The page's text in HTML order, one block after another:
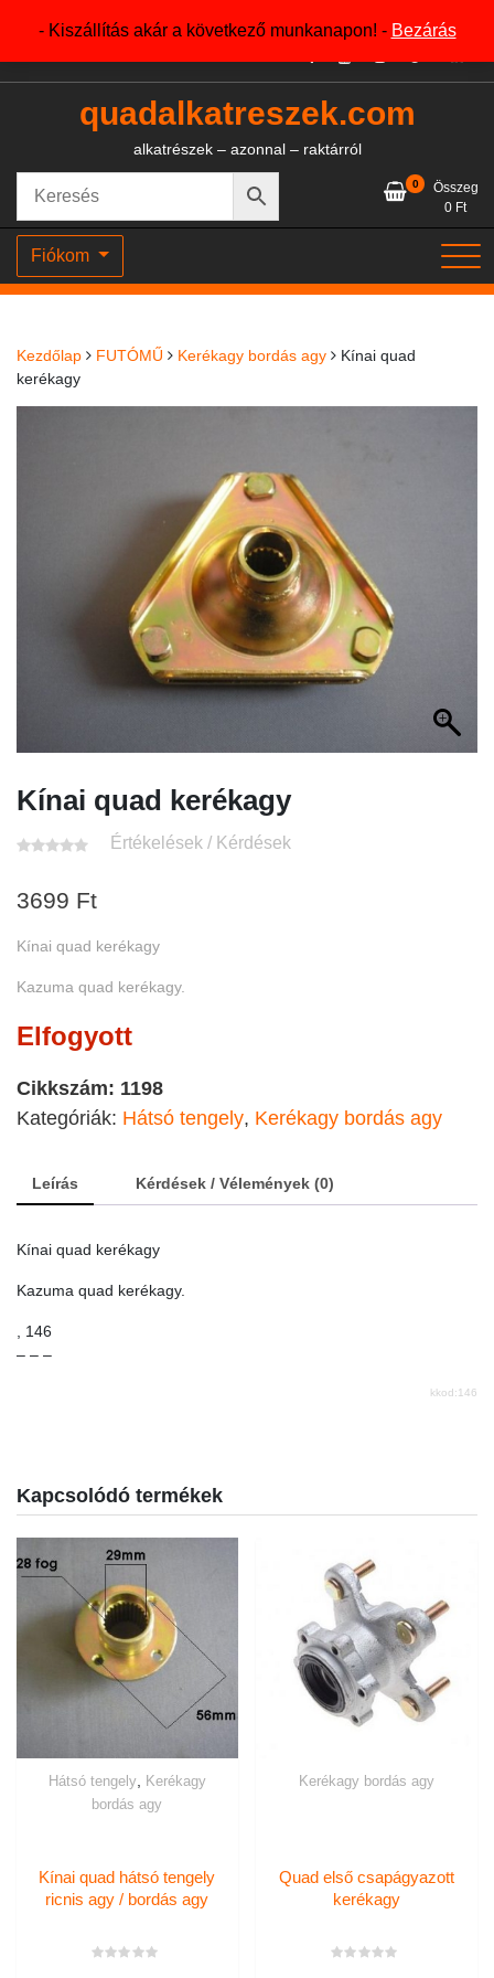
- Kiszállítás akár a következő munkanapon! - Bezárás
+36204327386
quadalkatreszek.com
alkatrészek – azonnal – raktárról
0
Összeg
0 Ft
Fiókom
Kezdőlap FUTÓMŰ Kerékagy bordás agy
Kínai quad
kerékagy
Kínai quad kerékagy
Értékelések / Kérdések
3699 Ft
Kínai quad kerékagy
Kazuma quad kerékagy.
Elfogyott
Cikkszám: 1198
Kategóriák: Hátsó tengely, Kerékagy bordás agy
Leírás Kérdések / Vélemények (0)
Kínai quad kerékagy
Kazuma quad kerékagy.
, 146
– – –
kkod:146
Kapcsolódó termékek
Hátsó tengely, Kerékagy
bordás agy
Kínai quad hátsó tengely
ricnis agy / bordás agy
Kerékagy bordás agy
Quad első csapágyazott
kerékagy